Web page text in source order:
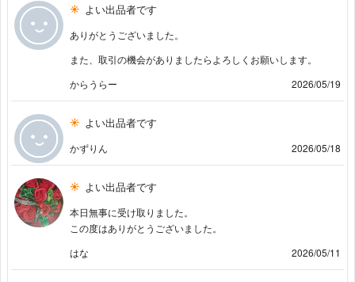
よい出品者です
ありがとうございました。
また、取引の機会がありましたらよろしくお願いします。
からうらー
2026/05/19
よい出品者です
かずりん 2026/05/18
よい出品者です
本日無事に受け取りました。
この度はありがとうございました。
はな
2026/05/11